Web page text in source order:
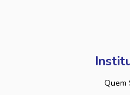
Quem